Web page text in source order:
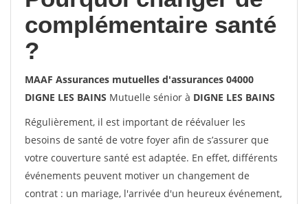
complémentaire santé
?
MAAF Assurances mutuelles d'assurances 04000
DIGNE LES BAINS Mutuelle sénior à DIGNE LES BAINS
Régulièrement, il est important de réévaluer les
besoins de santé de votre foyer afin de s’assurer que
votre couverture santé est adaptée. En effet, différents
événements peuvent motiver un changement de
contrat : un mariage, l'arrivée d'un heureux événement,